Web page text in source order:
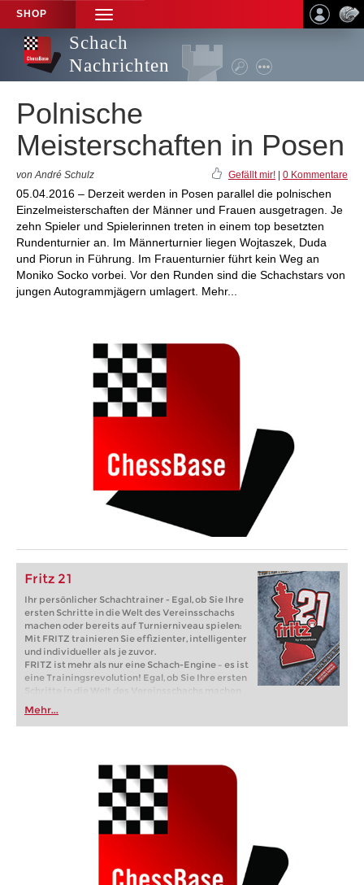
SHOP
TOGGLE
NAVIGATION
Schach
Nachrichten
Polnische
Meisterschaften in Posen
von André Schulz Gefällt mir! 0 Kommentare
05.04.2016 – Derzeit werden in Posen parallel die polnischen
Einzelmeisterschaften der Männer und Frauen ausgetragen. Je
zehn Spieler und Spielerinnen treten in einem top besetzten
Rundenturnier an. Im Männerturnier liegen Wojtaszek, Duda
und Piorun in Führung. Im Frauenturnier führt kein Weg an
Moniko Socko vorbei. Vor den Runden sind die Schachstars von
jungen Autogrammjägern umlagert. Mehr...
Fritz 21
Ihr persönlicher Schachtrainer - Egal, ob Sie Ihre
ersten Schritte in die Welt des Vereinsschachs
machen oder bereits auf Turnierniveau spielen:
Mit FRITZ trainieren Sie effizienter, intelligenter
und individueller als je zuvor.
FRITZ ist mehr als nur eine Schach-Engine – es ist
eine Trainingsrevolution! Egal, ob Sie Ihre ersten
Schritte in die Welt des Vereinsschachs machen
oder bereits auf Turnierniveau spielen: Mit
FRITZ trainieren Sie effizienter, intelligenter und
individueller als je zuvor.
Mehr...